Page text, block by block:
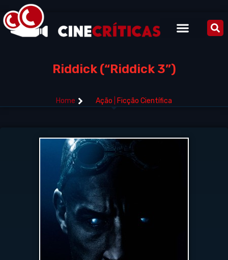
Riddick (“Riddick 3”)
Home Ação Ficção Científica